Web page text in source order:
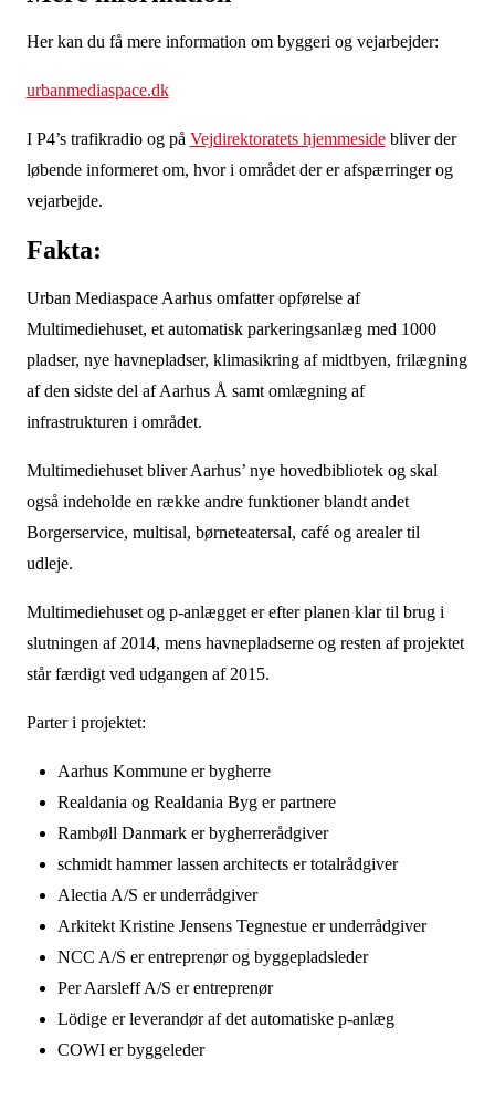
Her kan du få mere information om byggeri og vejarbejder:
urbanmediaspace.dk
I P4’s trafikradio og på Vejdirektoratets hjemmesidebliver der
løbende informeret om, hvor i området der er afspærringer og
vejarbejde.
Fakta:
Urban Mediaspace Aarhus omfatter opførelse af
Multimediehuset, et automatisk parkeringsanlæg med 1000
pladser, nye havnepladser, klimasikring af midtbyen, frilægning
af den sidste del af Aarhus Å samt omlægning af
infrastrukturen i området.
Multimediehuset bliver Aarhus’ nye hovedbibliotek og skal
også indeholde en række andre funktioner blandt andet
Borgerservice, multisal, børneteatersal, café og arealer til
udleje.
Multimediehuset og p-anlægget er efter planen klar til brug i
slutningen af 2014, mens havnepladserne og resten af projektet
står færdigt ved udgangen af 2015.
Parter i projektet:
Aarhus Kommune er bygherre
Realdania og Realdania Byg er partnere
Rambøll Danmark er bygherrerådgiver
schmidt hammer lassen architects er totalrådgiver
Alectia A/S er underrådgiver
Arkitekt Kristine Jensens Tegnestue er underrådgiver
NCC A/S er entreprenør og byggepladsleder
Per Aarsleff A/S er entreprenør
Lödige er leverandør af det automatiske p-anlæg
COWI er byggeleder